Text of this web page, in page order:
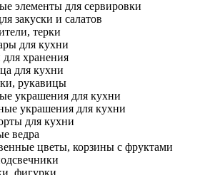
элементы для сервировки
закуски и салатов
терки
для кухни
хранения
для кухни
рукавицы
украшения для кухни
украшения для кухни
для кухни
ведра
цветы, корзины с фруктами
фигурки